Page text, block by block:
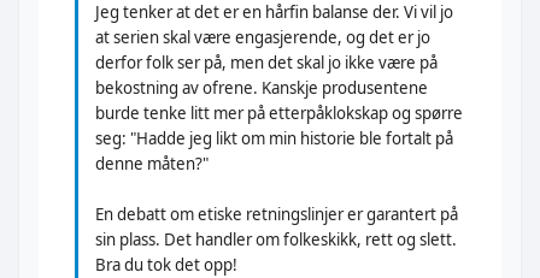
Jeg tenker at det er en hårfin balanse der. Vi vil jo
at serien skal være engasjerende, og det er jo
derfor folk ser på, men det skal jo ikke være på
bekostning av ofrene. Kanskje produsentene
burde tenke litt mer på etterpåklokskap og spørre
seg: "Hadde jeg likt om min historie ble fortalt på
denne måten?"
En debatt om etiske retningslinjer er garantert på
sin plass. Det handler om folkeskikk, rett og slett.
Bra du tok det opp!